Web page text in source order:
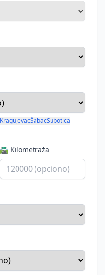
KragujevacŠabacSubotica
🛣️ Kilometraža